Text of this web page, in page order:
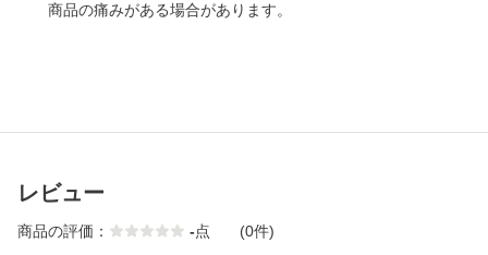
商品の痛みがある場合があります。
レビュー
商品の評価： -点 (0件)